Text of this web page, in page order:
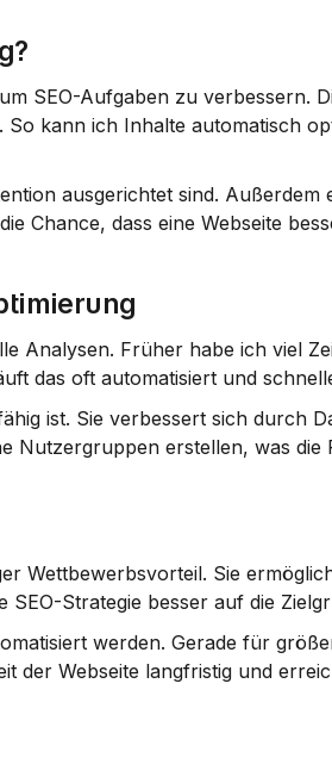
SEO-Aufgaben zu verbessern.
kann ich Inhalte automatisch
ausgerichtet sind. Außerdem
Chance, dass eine Webseite
Analysen. Früher habe ich viel
das oft automatisiert und
ist. Sie verbessert sich durch
Nutzergruppen erstellen, was die
Wettbewerbsvorteil. Sie
Strategie besser auf die
werden. Gerade für
der Webseite langfristig und